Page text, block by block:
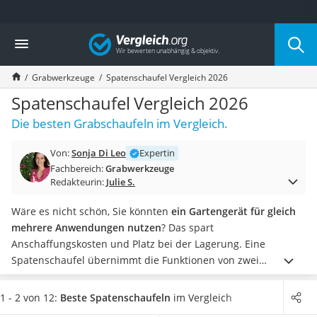
Die beliebtesten Vergleiche nach Kategorie
Baumarkt
Tresor feuerfest
Makita-Akku-Rasenmäher
Kappsäge
Smartes Türschloss
Akku-Rasentrimmer
Split-Klimaanlage 2 Innengeräte
Pelletofen
Tiefbrunnenpumpe
Fliesenschneider
Hochdruckreiniger
Doppelschleifer
Überwachungskamera
Benzinrasenmäher mit Elektrostart
Vergleich
Grabwerkzeuge Spatenschaufel Vergleich 2026
Spatenschaufel Vergleich 2026
Die besten Grabschaufeln im Vergleich.
Von:Sonja Di Leo
Expertin
Fachbereich:Grabwerkzeuge
Redakteurin: Julie S.
Wäre es nicht schön, Sie könnten ein Gartengerät für gleich
mehrere Anwendungen nutzen? Das spart
Anschaffungskosten und Platz bei der Lagerung. Eine
Spatenschaufel übernimmt die Funktionen von zwei
verschiedenen Geräten. Tests im Internet zeigen, dass Sie
dieses Gartengerät sowohl alsSpatenals auch als Schaufel
1 - 2 von 12: Beste Spatenschaufeln im Vergleich